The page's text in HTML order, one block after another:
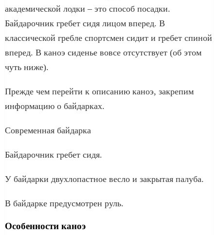
академической лодки – это способ посадки.
Байдарочник гребет сидя лицом вперед. В
классической гребле спортсмен сидит и гребет спиной
вперед. В каноэ сиденье вовсе отсутствует (об этом
чуть ниже).
Прежде чем перейти к описанию каноэ, закрепим
информацию о байдарках.
Современная байдарка
Байдарочник гребет сидя.
У байдарки двухлопастное весло и закрытая палуба.
В байдарке предусмотрен руль.
Особенности каноэ